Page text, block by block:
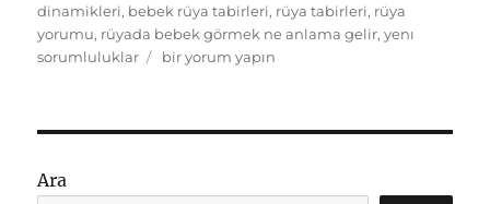
tarihi
dinamikleri, bebek rüya tabirleri, rüya tabirleri, rüya
yorumu, rüyada bebek görmek ne anlama gelir,yenı
sorumluluklar
Bebek
Sorumluluklar
bir yorum yapın
Ara